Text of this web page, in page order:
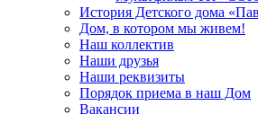
История Детского дома
Дом, в котором мы живем!
Наш коллектив
Наши друзья
Наши реквизиты
Порядок приема в наш Дом
Вакансии